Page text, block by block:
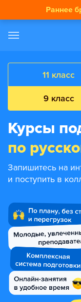
11 класс
9 класс
Курсы
по
Запишитесь на
и поступить в
Раннее